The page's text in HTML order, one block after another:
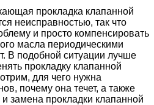
прокладка клапанной
неисправностью, так что
и просто компенсировать
масла периодическими
В подобной ситуации лучше
прокладку клапанной
для чего нужна
почему она течет, а также
замена прокладки клапанной